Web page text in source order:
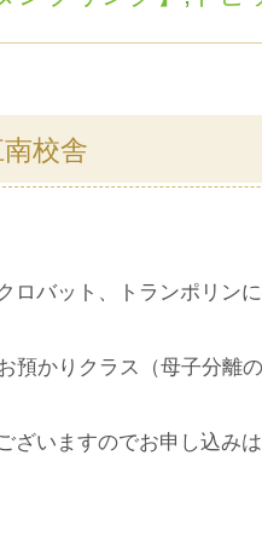
校舎
ロバット、トランポリン
預かりクラス（母子分離
ざいますのでお申し込みは